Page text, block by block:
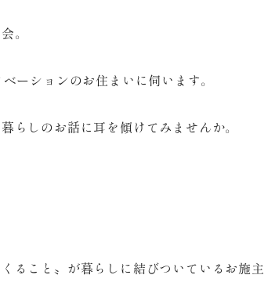
。
ーションのお住まいに伺います。
らしのお話に耳を傾けてみませんか。
ること〟が暮らしに結びついているお施主